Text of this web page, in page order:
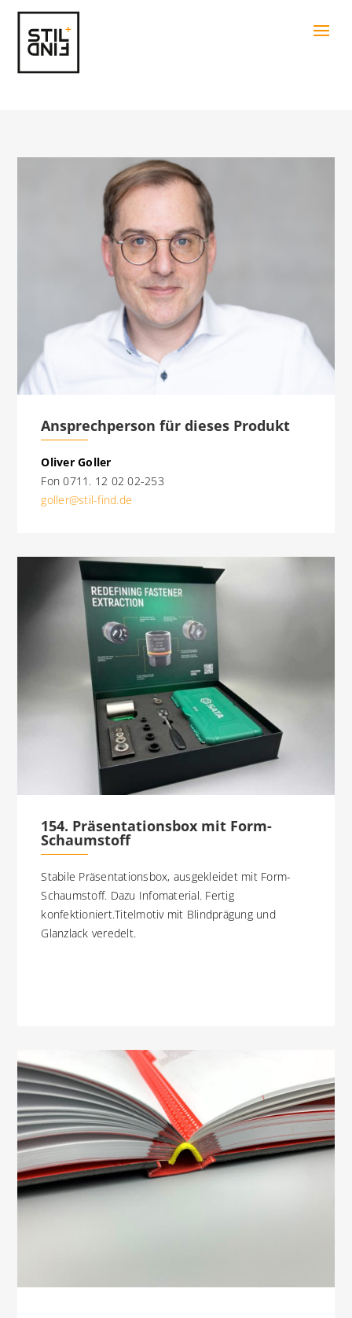
Ansprechperson für dieses Produkt
Oliver Goller
Fon 0711. 12 02 02-253
goller@stil-find.de
154. Präsentationsbox mit Form-
Schaumstoff
Stabile Präsentationsbox, ausgekleidet mit Form-
Schaumstoff. Dazu Infomaterial. Fertig
konfektioniert.Titelmotiv mit Blindprägung und
Glanzlack veredelt.